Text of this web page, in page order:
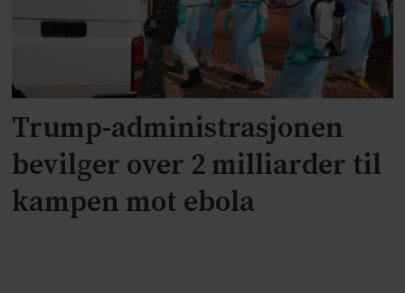
Trump-administrasjonen
bevilger over 2 milliarder til
kampen mot ebola